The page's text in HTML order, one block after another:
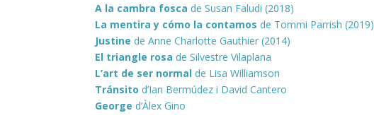
A la cambra fosca de Susan Faludi (2018)
La mentira y cómo la contamos de Tommi Parrish (2019)
Justine de Anne Charlotte Gauthier (2014)
El triangle rosa de Silvestre Vilaplana
L’art de ser normal de Lisa Williamson
Tránsito d’Ian Bermúdez i David Cantero
George d’Àlex Gino